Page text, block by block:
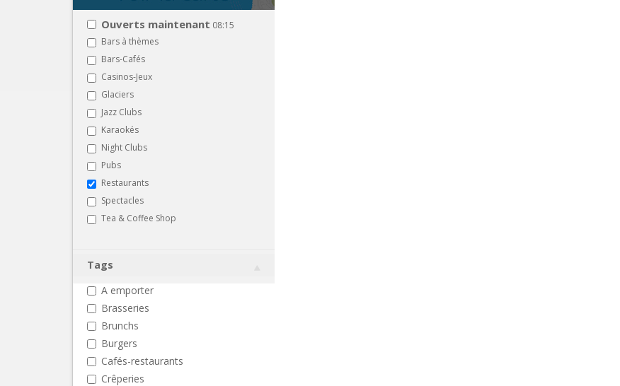
Ouverts maintenant 08:15
Bars à thèmes
Bars-Cafés
Casinos-Jeux
Glaciers
Jazz Clubs
Karaokés
Night Clubs
Pubs
Restaurants
Spectacles
Tea & Coffee Shop
Tags
A emporter
Brasseries
Brunchs
Burgers
Cafés-restaurants
Crêperies